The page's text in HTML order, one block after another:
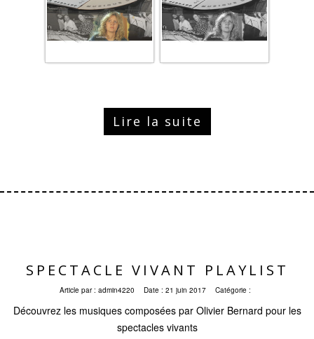
Lire la suite
SPECTACLE VIVANT PLAYLIST
Article par : admin4220 Date : 21 juin 2017 Catégorie :
Découvrez les musiques composées par Olivier Bernard pour les
spectacles vivants